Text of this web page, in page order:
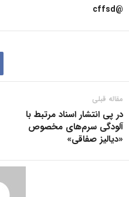
@cffsd
مقاله قبلی
در پی انتشار اسناد مرتبط با
آلودگی سرم‌های مخصوص
«دیالیز صفاقی»